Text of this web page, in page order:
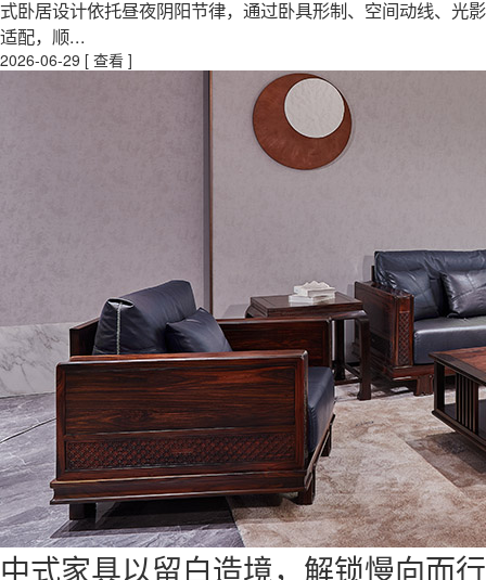
式卧居设计依托昼夜阴阳节律，通过卧具形制、空间动线、光影
适配，顺...
2026-06-29 [ 查看 ]
中式家具以留白造境，解锁慢向而行